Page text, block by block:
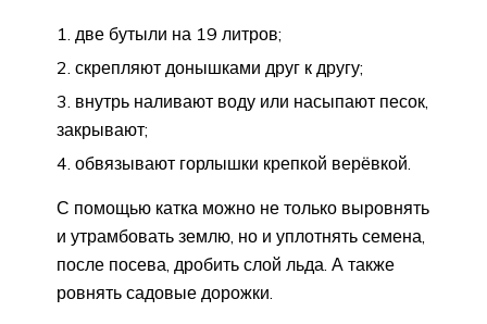
две бутыли на 19 литров;
скрепляют донышками друг к другу;
внутрь наливают воду или насыпают песок,
закрывают;
обвязывают горлышки крепкой верёвкой.
С помощью катка можно не только выровнять
и утрамбовать землю, но и уплотнять семена,
после посева, дробить слой льда. А также
ровнять садовые дорожки.